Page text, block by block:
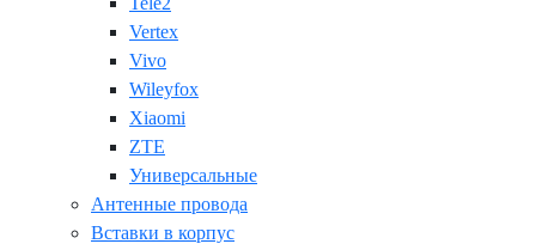
Vertex
Vivo
Wileyfox
Xiaomi
ZTE
Универсальные
Антенные провода
Вставки в корпус